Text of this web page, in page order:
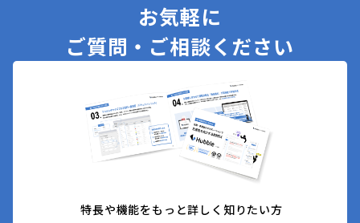
お気軽に
ご質問・ご相談ください
特長や機能をもっと詳しく知りたい方